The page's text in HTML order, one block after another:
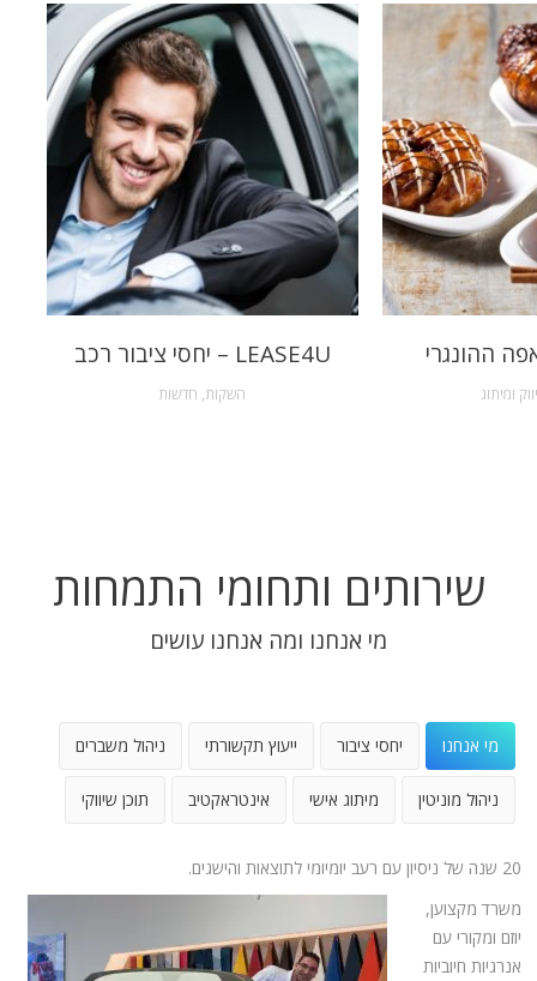
LEASE4U – יחסי ציבור רכב
השקות, חדשות
ההונגרי
ומיתוג
שירותים ותחומי התמחות
מי אנחנו ומה אנחנו עושים
מי אנחנו יחסי ציבור ייעוץ תקשורתי ניהול משברים
ניהול מוניטין מיתוג אישי אינטראקטיב תוכן שיווקי
20 שנה של ניסיון עם רעב יומיומי לתוצאות והישגים.
משרד מקצוען,
יוזם ומקורי עם
אנרגיות חיוביות